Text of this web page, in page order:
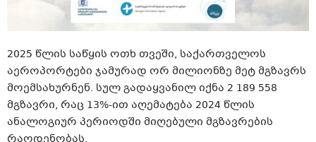
2025 წლის საწყის ოთხ თვეში, საქართველოს
აეროპორტები ჯამურად ორ მილიონზე მეტ მგზავრს
მოემსახურნენ. სულ გადაყვანილ იქნა 2 189 558
მგზავრი, რაც 13%-ით აღემატება 2024 წლის
ანალოგიურ პერიოდში მიღებული მგზავრების